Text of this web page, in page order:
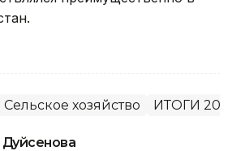
Сельское хозяйство ИТОГИ 2015